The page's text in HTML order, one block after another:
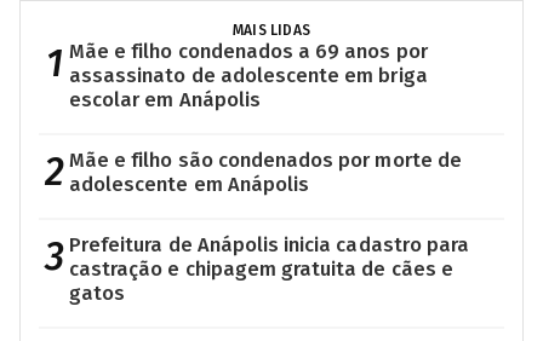
MAIS LIDAS
1 Mãe e filho condenados a 69 anos por
assassinato de adolescente em briga
escolar em Anápolis
2 Mãe e filho são condenados por morte de
adolescente em Anápolis
3 Prefeitura de Anápolis inicia cadastro para
castração e chipagem gratuita de cães e
gatos